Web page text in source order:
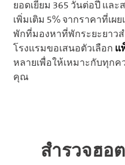
ยอดเยี่ยม 365 วันต่อปี แล
เพิ่มเติม 5% จากราคาที่เ
พักที่มองหาที่พักระยะยาวส
โรงแรมขอเสนอตัวเลือก แ
หลายเพื่อให้เหมาะกับทุกค
คุณ
สำรวจฮอ